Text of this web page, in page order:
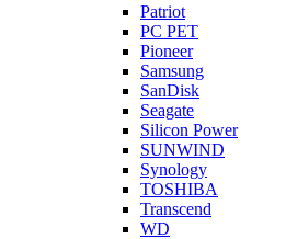
Patriot
PC PET
Pioneer
Samsung
SanDisk
Seagate
Silicon Power
SUNWIND
Synology
TOSHIBA
Transcend
WD